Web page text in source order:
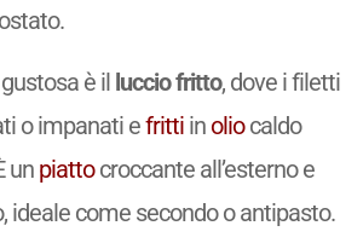
è il luccio fritto, dove i filetti
o impanati efrittiin oliocaldo
un piattocroccante all’esterno e
ideale come secondo o antipasto.